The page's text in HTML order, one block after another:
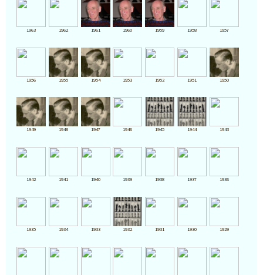
1963 1962 1961 1960 1959 1958 1957
1956 1955 1954 1953 1952 1951 1950
1949 1948 1947 1946 1945 1944 1943
1942 1941 1940 1939 1938 1937 1936
1935 1934 1933 1932 1931 1930 1929